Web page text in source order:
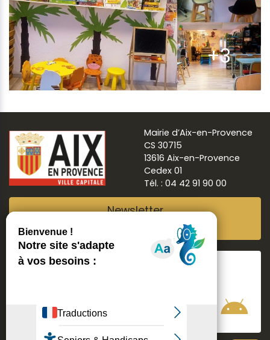
+3
Mairie d’Aix-en-Provence
CS 30715
13616 Aix-en-Provence
Cedex 01
Tél. : 04 42 91 90 00
Newsletter
Suivre Aix ma ville